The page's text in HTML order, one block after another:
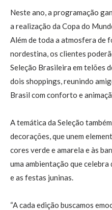
Neste ano, a programação
a realização da Copa do
Além de toda a atmosfera de
nordestina, os clientes
Seleção Brasileira em telões
dois shoppings, reunindo
Brasil com conforto e
A temática da Seleção
decorações, que unem
cores verde e amarela e às
uma ambientação que
e as festas juninas.
“A cada edição buscamos